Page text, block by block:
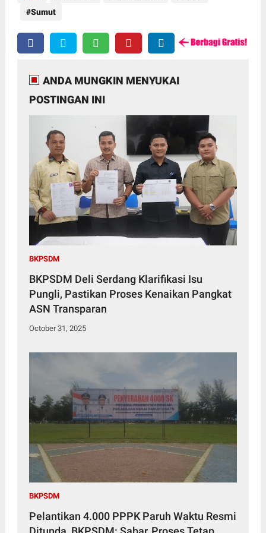
Sumut
ANDA MUNGKIN MENYUKAI
POSTINGAN INI
BKPSDM
BKPSDM Deli Serdang Klarifikasi Isu
Pungli, Pastikan Proses Kenaikan Pangkat
October 31, 2025
BKPSDM
Pelantikan 4.000 PPPK Paruh Waktu Resmi